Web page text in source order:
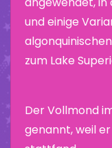
und einige
zum Lake
Der Vollmond
genannt, weil